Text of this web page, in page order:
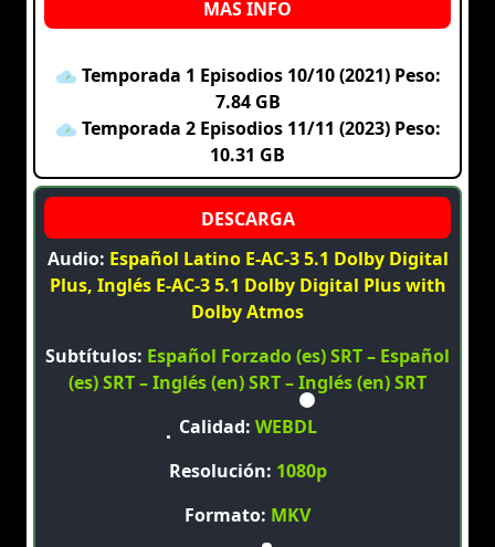
Temporada 1 Episodios 10/10 (2021) Peso:
7.84 GB
Temporada 2 Episodios 11/11 (2023) Peso:
10.31 GB
Audio: Español Latino E-AC-3 5.1 Dolby Digital
Plus, Inglés E-AC-3 5.1 Dolby Digital Plus with
Dolby Atmos
Subtítulos: Español Forzado (es) SRT – Español
(es) SRT – Inglés (en) SRT – Inglés (en) SRT
Calidad: WEBDL
Resolución: 1080p
Formato: MKV